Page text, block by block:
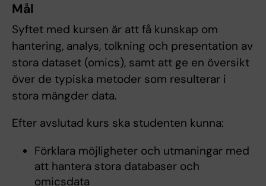
Mål
Syftet med kursen är att få kunskap om
hantering, analys, tolkning och presentation av
stora dataset (omics), samt att ge en översikt
över de typiska metoder som resulterar i
stora mängder data.
Efter avslutad kurs ska studenten kunna:
Förklara möjligheter och utmaningar med
att hantera stora databaser och
omicsdata